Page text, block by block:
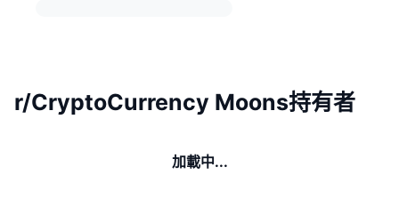
r/CryptoCurrency Moons持有者
加載中...